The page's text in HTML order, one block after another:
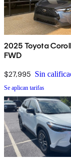
2025 Toyota
FWD
$27,995 Sin
Se aplican tarifas